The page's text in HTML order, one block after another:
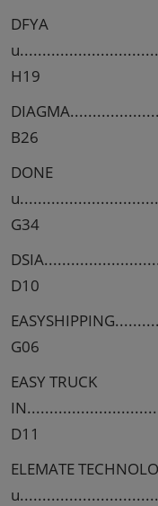
DFYA
H19
B26
DONE
G34
D10
G06
EASY TRUCK
D11
ELEMATE